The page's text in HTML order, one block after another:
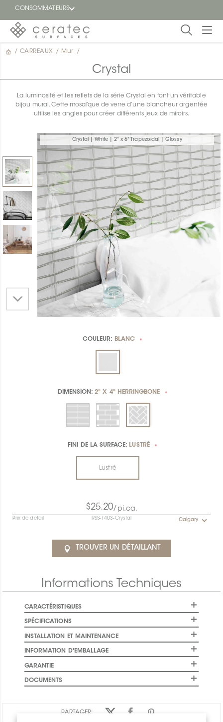
CONSOMMATEURS
En
Trouver
/ CARREAUX / Mur /
Crystal
La luminosité et les reflets de la série Crystal en font un véritable
bijou mural. Cette mosaïque de verre d’une blancheur argentée
utilise les angles pour créer différents jeux de miroirs.
Crystal | White | 2" x 6" Trapezoidal | Glossy
COULEUR: BLANC *
DIMENSION:2" X 4" HERRINGBONE *
FINI DE LA SURFACE: LUSTRÉ *
Lustré
$25.20/pi.ca.
Prix de détail RSS-1403-Crystal Calgary
TROUVER UN DÉTAILLANT
Informations Techniques
CARACTÉRISTIQUES
SPÉCIFICATIONS
INSTALLATION ET MAINTENANCE
INFORMATION D'EMBALLAGE
GARANTIE
DOCUMENTS
PARTAGER: